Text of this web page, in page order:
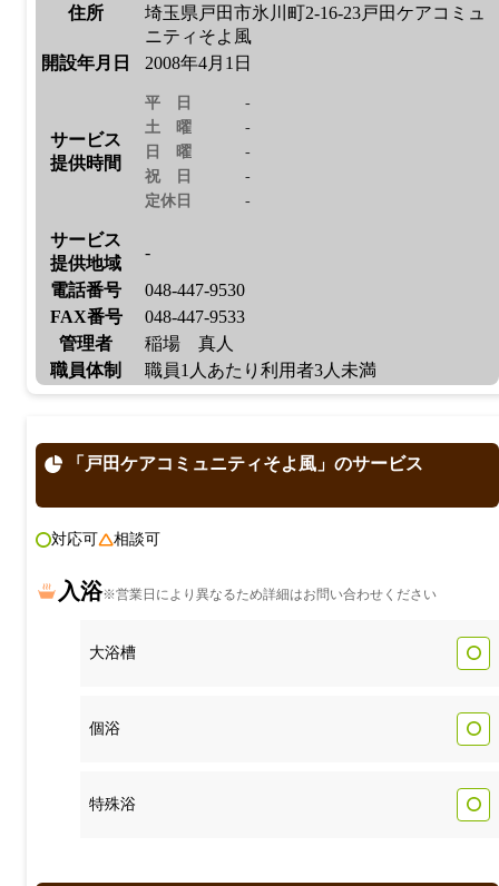
住所
埼玉県戸田市氷川町2-16-23戸田ケアコミュ
ニティそよ風
開設年月日
2008年4月1日
サービス
提供時間
平日
-
土曜
-
日曜
-
祝日
-
定休日
-
サービス
提供地域
-
電話番号
048-447-9530
FAX番号
048-447-9533
管理者
稲場 真人
職員体制
職員1人あたり利用者3人未満
「戸田ケアコミュニティそよ風」のサービス
対応可 相談可
入浴※営業日により異なるため詳細はお問い合わせください
大浴槽
個浴
特殊浴